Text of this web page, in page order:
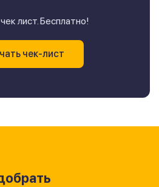
лист. Бесплатно!
чек-лист